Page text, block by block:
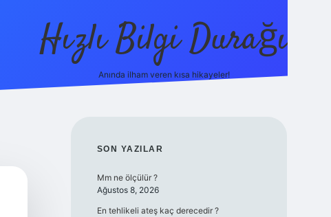
Hızlı Bilgi Durağı
Anında ilham veren kısa hikayeler!
SIDEBAR
SON YAZILAR
Mm ne ölçülür ?
Ağustos 8, 2026
En tehlikeli ateş kaç derecedir ?